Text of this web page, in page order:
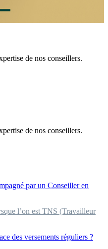
de nos conseillers.
de nos conseillers.
par un Conseiller en
l’on est TNS (Travailleur
des versements réguliers ?